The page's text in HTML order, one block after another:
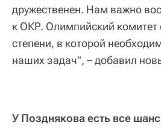
дружественен. Нам важно
к ОКР. Олимпийский комитет
степени, в которой
наших задач", – добавил
У Позднякова есть все